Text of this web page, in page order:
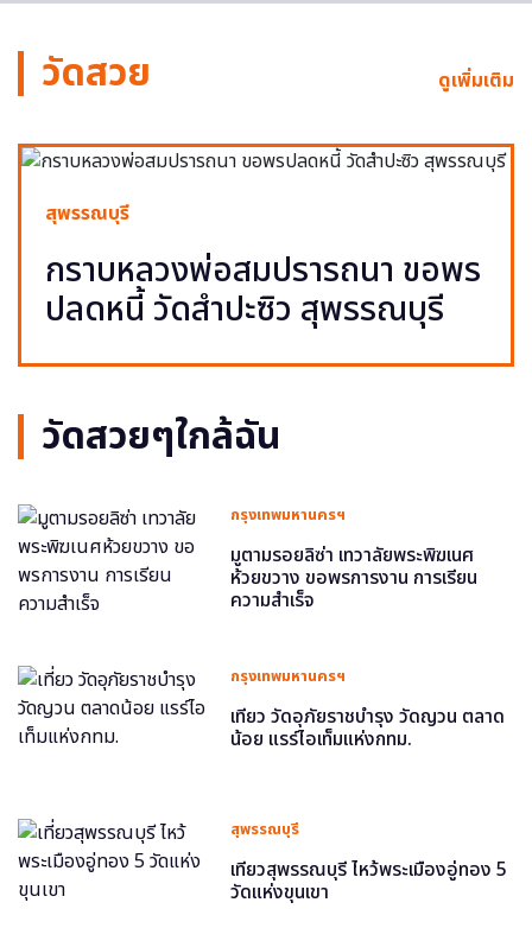
วัดสวย ดูเพิ่มเติม
สุพรรณบุรี
กราบหลวงพ่อสมปรารถนา ขอพร
ปลดหนี้ วัดสำปะซิว สุพรรณบุรี
วัดสวยๆใกล้ฉัน
กรุงเทพมหานครฯ
มูตามรอยลิซ่า เทวาลัยพระพิฆเนศ
ห้วยขวาง ขอพรการงาน การเรียน
ความสำเร็จ
กรุงเทพมหานครฯ
เที่ยว วัดอุภัยราชบำรุง วัดญวน ตลาด
น้อย แรร์ไอเท็มแห่งกทม.
สุพรรณบุรี
เที่ยวสุพรรณบุรี ไหว้พระเมืองอู่ทอง 5
วัดแห่งขุนเขา